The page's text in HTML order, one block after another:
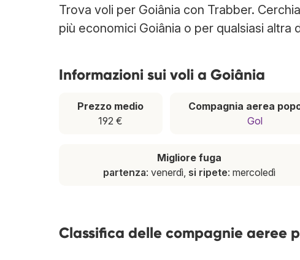
Trova voli per Goiânia con Trabber.
più economici Goiânia o per qualsiasi altra
Informazioni sui voli a Goiânia
Prezzo medio
192 €
Compagnia aerea
Gol
Migliore fuga
partenza: venerdì, si ripete: mercoledì
Classifica delle compagnie aeree